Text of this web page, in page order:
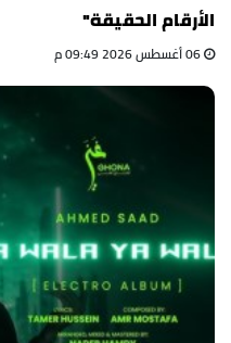
الأرقام الحقيقة"